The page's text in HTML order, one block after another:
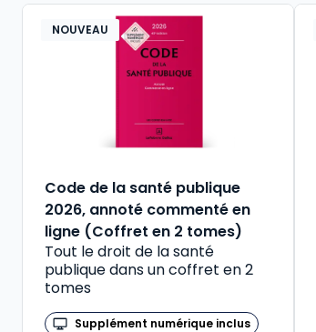
NOUVEAU
Code de la santé publique
2026, annoté commenté en
ligne (Coffret en 2 tomes)
Tout le droit de la santé
publique dans un coffret en 2
tomes
Supplément numérique inclus